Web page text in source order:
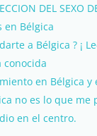
DEL SEXO
en Bélgica
a Bélgica ? ¡
conocida
en Bélgica
no es lo que me
en el centro.